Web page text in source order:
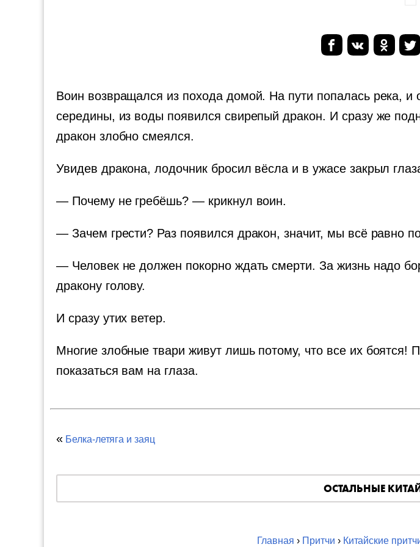
Воин возвращался из похода домой. На пути попалась река, и
середины, из воды появился свирепый дракон. И сразу же
дракон злобно смеялся.
Увидев дракона, лодочник бросил вёсла и в ужасе закрыл
— Почему не гребёшь? — крикнул воин.
— Зачем грести? Раз появился дракон, значит, мы всё равно
— Человек не должен покорно ждать смерти. За жизнь надо
дракону голову.
И сразу утих ветер.
Многие злобные твари живут лишь потому, что все их боятся!
показаться вам на глаза.
« Белка-летяга и заяц
ОСТАЛЬНЫЕ
Главная › Притчи › Китайские